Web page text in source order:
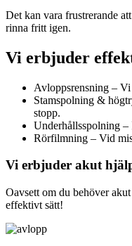
Det kan vara frustrerande
rinna fritt igen.
Vi erbjuder
Avloppsrensning –
Stamspolning &
stopp.
Underhållsspolning –
Rörfilmning – Vid
Vi erbjuder akut
Oavsett om du behöver
effektivt sätt!